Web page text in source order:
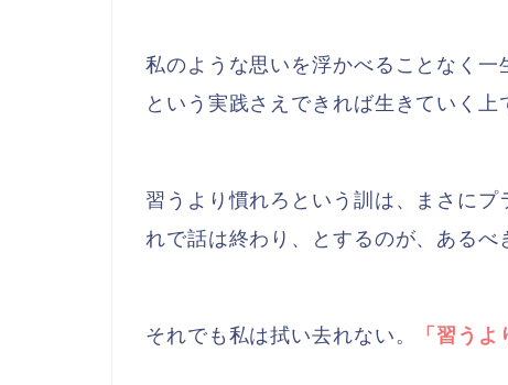
私のような思いを浮かべることなく
という実践さえできれば生きていく上
習うより慣れろという訓は、まさに
れで話は終わり、とするのが、あるべ
それでも私は拭い去れない。 「習う